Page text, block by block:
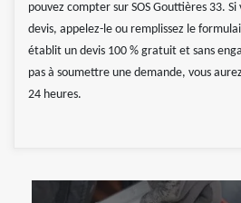
pouvez compter sur SOS Gouttières 33. Si
devis, appelez-le ou remplissez le
établit un devis 100 % gratuit et sans
pas à soumettre une demande, vous
24 heures.